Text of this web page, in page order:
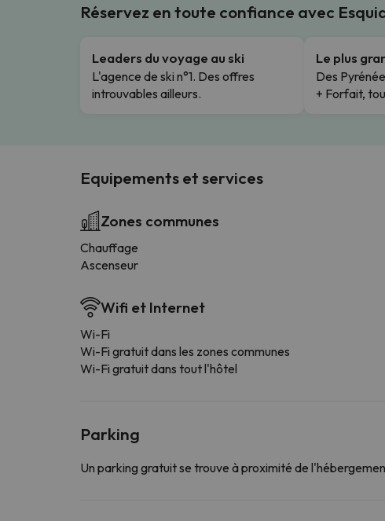
Réservez en toute confiance avec
Leaders du voyage au ski
L'agence de ski n°1. Des offres
introuvables ailleurs.
Le plus
Des
+ Forfait,
Equipements et services
Zones communes
Chauffage
Ascenseur
Wifi et Internet
Wi-Fi
Wi-Fi gratuit dans les zones communes
Wi-Fi gratuit dans tout l'hôtel
Parking
Un parking gratuit se trouve à proximité de